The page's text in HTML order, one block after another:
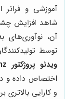
آموزشی و فراتر
شاهد افزایش
آن، نوآوری‌های
توسط
ویدئو پروژکتور owlenz
اختصاص داده و
و کارایی